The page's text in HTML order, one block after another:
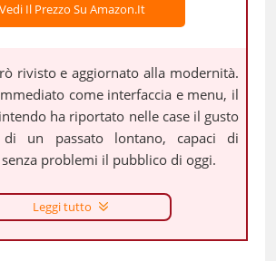
Vedi Il Prezzo Su Amazon.it
rivisto e aggiornato alla modernità.
come interfaccia e menu, il
ha riportato nelle case il gusto
un passato lontano, capaci di
problemi il pubblico di oggi.
Leggi tutto